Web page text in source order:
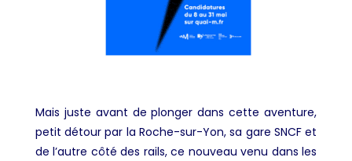
Mais juste avant de plonger dans cette aventure,
petit détour par la Roche-sur-Yon, sa gare SNCF et
de l’autre côté des rails, ce nouveau venu dans les